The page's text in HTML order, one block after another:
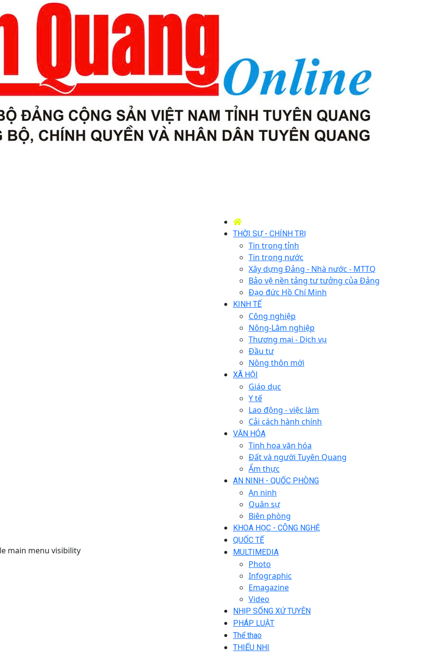
main menu visibility
THỜI SỰ - CHÍNH TRỊ
Tin trong tỉnh
Tin trong nước
Xây dựng Đảng - Nhà nước - MTTQ
Bảo vệ nền tảng tư tưởng của Đảng
Đạo đức Hồ Chí Minh
KINH TẾ
Công nghiệp
Nông-Lâm nghiệp
Thương mại - Dịch vụ
Đầu tư
Nông thôn mới
XÃ HỘI
Giáo dục
Y tế
Lao động - việc làm
Cải cách hành chính
VĂN HÓA
Tinh hoa văn hóa
Đất và người Tuyên Quang
Ẩm thực
AN NINH - QUỐC PHÒNG
An ninh
Quân sự
Biên phòng
KHOA HỌC - CÔNG NGHỆ
QUỐC TẾ
MULTIMEDIA
Photo
Infographic
Emagazine
Video
NHỊP SỐNG XỨ TUYÊN
PHÁP LUẬT
Thể thao
THIẾU NHI